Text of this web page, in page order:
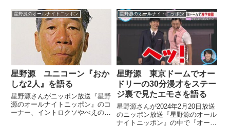
の #星野源ANN では配信ライブ
『“Gratitude”』について、皆様か
らの感想メ...
ニングテーマについてトーク。最
近、聞き直してみたところドラマ
のオープニングではついていたイ
ントロが音源には入っていないこ
とに気がついたと話していまし
星野源のオールナイトニッポン
星野源 ユニコーン『おか
しな2人』を語る
星野源さんがニッポン放送『星野
源のオールナイトニッポン』のコ
ーナー、イントロクソやべえの中
星野源のオールナイトニッポン
星野源 東京ドームでオー
ドリーの30分漫才をステー
ジ裏で見たエモさを語る
星野源さんが2024年2月20日放送
のニッポン放送『星野源のオール
ナイトニッポン』の中で『オード